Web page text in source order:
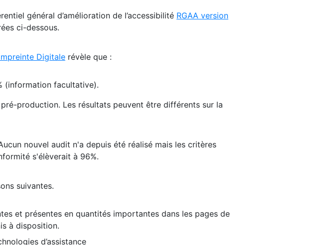
général d’amélioration de l’accessibilité RGAA version
ci-dessous.
Digitale révèle que :
(information facultative).
production. Les résultats peuvent être différents sur la
nouvel audit n'a depuis été réalisé mais les critères
s'élèverait à 96%.
suivantes.
et présentes en quantités importantes dans les pages de
à disposition.
d’assistance